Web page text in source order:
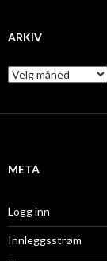
ARKIV
A
r
i
META
Logg inn
Innleggsstrøm